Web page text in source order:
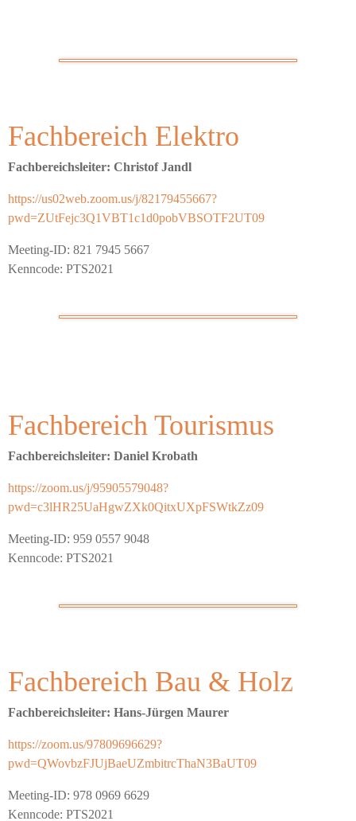
Fachbereich Elektro
Fachbereichsleiter: Christof Jandl
https://us02web.zoom.us/j/82179455667?
pwd=ZUtFejc3Q1VBT1c1d0pobVBSOTF2UT09
Meeting-ID: 821 7945 5667
Kenncode: PTS2021
Fachbereich Tourismus
Fachbereichsleiter: Daniel Krobath
https://zoom.us/j/95905579048?
pwd=c3lHR25UaHgwZXk0QitxUXpFSWtkZz09
Meeting-ID: 959 0557 9048
Kenncode: PTS2021
Fachbereich Bau & Holz
Fachbereichsleiter: Hans-Jürgen Maurer
https://zoom.us/97809696629?
pwd=QWovbzFJUjBaeUZmbitrcThaN3BaUT09
Meeting-ID: 978 0969 6629
Kenncode: PTS2021